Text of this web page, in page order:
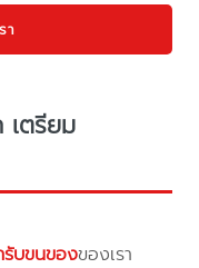
า
เตรียม
รับขนของของเรา